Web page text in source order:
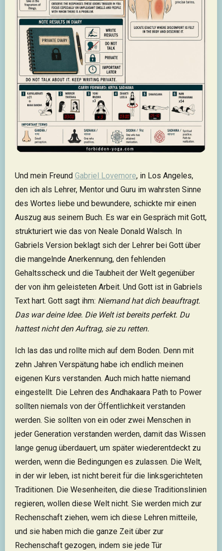
Und mein Freund Gabriel Lovemore, in Los Angeles,
den ich als Lehrer, Mentor und Guru im wahrsten Sinne
des Wortes liebe und bewundere, schickte mir einen
Auszug aus seinem Buch. Es war ein Gespräch mit Gott,
strukturiert wie das von Neale Donald Walsch. In
Gabriels Version beklagt sich der Lehrer bei Gott über
die mangelnde Anerkennung, den fehlenden
Gehaltsscheck und die Taubheit der Welt gegenüber
der von ihm geleisteten Arbeit. Und Gott ist in Gabriels
Text hart. Gott sagt ihm: Niemand hat dich beauftragt.
Das war deine Idee. Die Welt ist bereits perfekt. Du
hattest nicht den Auftrag, sie zu retten.
Ich las das und rollte mich auf dem Boden. Denn mit
zehn Jahren Verspätung habe ich endlich meinen
eigenen Kurs verstanden. Auch mich hatte niemand
eingestellt. Die Lehren des Andhakaara Path to Power
sollten niemals von der Öffentlichkeit verstanden
werden. Sie sollten von ein oder zwei Menschen in
jeder Generation verstanden werden, damit das Wissen
lange genug überdauert, um später wiederentdeckt zu
werden, wenn die Bedingungen es zulassen. Die Welt,
in der wir leben, ist nicht bereit für die linksgerichteten
Traditionen. Die Wesenheiten, die diese Traditionslinien
regieren, wollen diese Welt nicht. Sie werden mich zur
Rechenschaft ziehen, wem ich diese Lehren mitteile,
und sie haben mich die ganze Zeit über zur
Rechenschaft gezogen, indem sie jede Tür